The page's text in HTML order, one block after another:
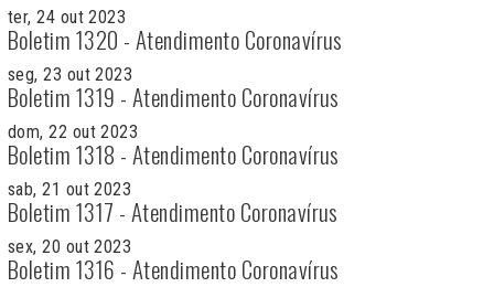
ter, 24 out 2023
Boletim 1320 - Atendimento Coronavírus
seg, 23 out 2023
Boletim 1319 - Atendimento Coronavírus
dom, 22 out 2023
Boletim 1318 - Atendimento Coronavírus
sab, 21 out 2023
Boletim 1317 - Atendimento Coronavírus
sex, 20 out 2023
Boletim 1316 - Atendimento Coronavírus